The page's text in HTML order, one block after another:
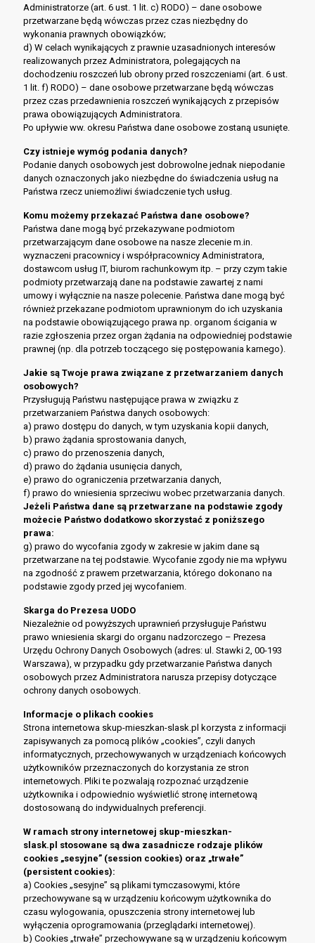
Administratorze (art. 6 ust. 1 lit. c) RODO) – dane osobowe
przetwarzane będą wówczas przez czas niezbędny do
wykonania prawnych obowiązków;
d) W celach wynikających z prawnie uzasadnionych interesów
realizowanych przez Administratora, polegających na
dochodzeniu roszczeń lub obrony przed roszczeniami (art. 6 ust.
1 lit. f) RODO) – dane osobowe przetwarzane będą wówczas
przez czas przedawnienia roszczeń wynikających z przepisów
prawa obowiązujących Administratora.
Po upływie ww. okresu Państwa dane osobowe zostaną usunięte.
Czy istnieje wymóg podania danych?
Podanie danych osobowych jest dobrowolne jednak niepodanie
danych oznaczonych jako niezbędne do świadczenia usług na
Państwa rzecz uniemożliwi świadczenie tych usług.
Komu możemy przekazać Państwa dane osobowe?
Państwa dane mogą być przekazywane podmiotom
przetwarzającym dane osobowe na nasze zlecenie m.in.
wyznaczeni pracownicy i współpracownicy Administratora,
dostawcom usług IT, biurom rachunkowym itp. – przy czym takie
podmioty przetwarzają dane na podstawie zawartej z nami
umowy i wyłącznie na nasze polecenie. Państwa dane mogą być
również przekazane podmiotom uprawnionym do ich uzyskania
na podstawie obowiązującego prawa np. organom ścigania w
razie zgłoszenia przez organ żądania na odpowiedniej podstawie
prawnej (np. dla potrzeb toczącego się postępowania karnego).
Jakie są Twoje prawa związane z przetwarzaniem danych
osobowych?
Przysługują Państwu następujące prawa w związku z
przetwarzaniem Państwa danych osobowych:
a) prawo dostępu do danych, w tym uzyskania kopii danych,
b) prawo żądania sprostowania danych,
c) prawo do przenoszenia danych,
d) prawo do żądania usunięcia danych,
e) prawo do ograniczenia przetwarzania danych,
f) prawo do wniesienia sprzeciwu wobec przetwarzania danych.
Jeżeli Państwa dane są przetwarzane na podstawie zgody
możecie Państwo dodatkowo skorzystać z poniższego
prawa:
g) prawo do wycofania zgody w zakresie w jakim dane są
przetwarzane na tej podstawie. Wycofanie zgody nie ma wpływu
na zgodność z prawem przetwarzania, którego dokonano na
podstawie zgody przed jej wycofaniem.
Skarga do Prezesa UODO
Niezależnie od powyższych uprawnień przysługuje Państwu
prawo wniesienia skargi do organu nadzorczego – Prezesa
Urzędu Ochrony Danych Osobowych (adres: ul. Stawki 2, 00-193
Warszawa), w przypadku gdy przetwarzanie Państwa danych
osobowych przez Administratora narusza przepisy dotyczące
ochrony danych osobowych.
Informacje o plikach cookies
Strona internetowa skup-mieszkan-slask.pl korzysta z informacji
zapisywanych za pomocą plików „cookies”, czyli danych
informatycznych, przechowywanych w urządzeniach końcowych
użytkowników przeznaczonych do korzystania ze stron
internetowych. Pliki te pozwalają rozpoznać urządzenie
użytkownika i odpowiednio wyświetlić stronę internetową
dostosowaną do indywidualnych preferencji.
W ramach strony internetowej skup-mieszkan-
slask.pl stosowane są dwa zasadnicze rodzaje plików
cookies „sesyjne” (session cookies) oraz „trwałe”
(persistent cookies):
a) Cookies „sesyjne” są plikami tymczasowymi, które
przechowywane są w urządzeniu końcowym użytkownika do
czasu wylogowania, opuszczenia strony internetowej lub
wyłączenia oprogramowania (przeglądarki internetowej).
b) Cookies „trwałe” przechowywane są w urządzeniu końcowym